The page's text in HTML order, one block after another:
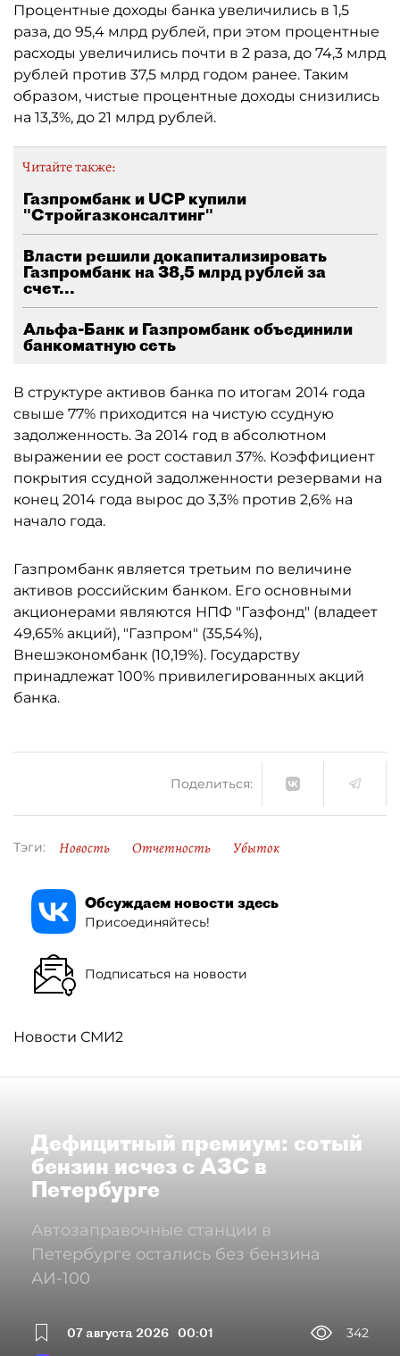
Процентные доходы банка увеличились в 1,5
раза, до 95,4 млрд рублей, при этом процентные
расходы увеличились почти в 2 раза, до 74,3 млрд
рублей против 37,5 млрд годом ранее. Таким
образом, чистые процентные доходы снизились
на 13,3%, до 21 млрд рублей.
Читайте также:
Газпромбанк и UCP купили
"Стройгазконсалтинг"
Власти решили докапитализировать
Газпромбанк на 38,5 млрд рублей за
счет...
Альфа-Банк и Газпромбанк объединили
банкоматную сеть
В структуре активов банка по итогам 2014 года
свыше 77% приходится на чистую ссудную
задолженность. За 2014 год в абсолютном
выражении ее рост составил 37%. Коэффициент
покрытия ссудной задолженности резервами на
конец 2014 года вырос до 3,3% против 2,6% на
начало года.
Газпромбанк является третьим по величине
активов российским банком. Его основными
акционерами являются НПФ "Газфонд" (владеет
49,65% акций), "Газпром" (35,54%),
Внешэкономбанк (10,19%). Государству
принадлежат 100% привилегированных акций
банка.
Поделиться:
Тэги: Новость Отчетность Убыток
Обсуждаем новости здесь
Присоединяйтесь!
Подписаться на новости
Новости СМИ2
Дефицитный премиум: сотый
бензин исчез с АЗС в
Петербурге
Автозаправочные станции в
Петербурге остались без бензина
АИ-100
07 августа 2026 00:01
342